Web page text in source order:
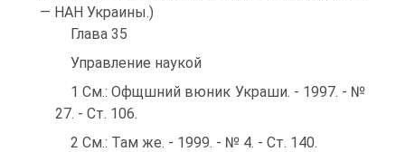
— НАН Украины.)
Глава 35
Управление наукой
1 См.: Офщшний вюник Украши. - 1997. - №
27. - Ст. 106.
2 См.: Там же. - 1999. - № 4. - Ст. 140.